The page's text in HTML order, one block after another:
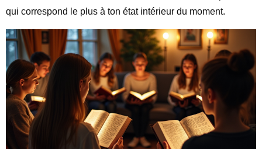
qui correspond le plus à ton état intérieur du moment.